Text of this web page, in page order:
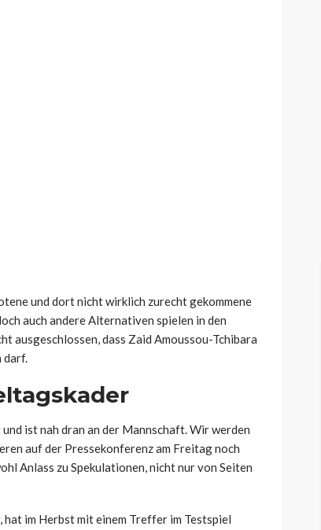
und dort nicht wirklich zurecht gekommene
auch andere Alternativen spielen in den
ausgeschlossen, dass Zaid Amoussou-Tchibara
darf.
ist nah dran an der Mannschaft. Wir werden
auf der Pressekonferenz am Freitag noch
Anlass zu Spekulationen, nicht nur von Seiten
im Herbst mit einem Treffer im Testspiel